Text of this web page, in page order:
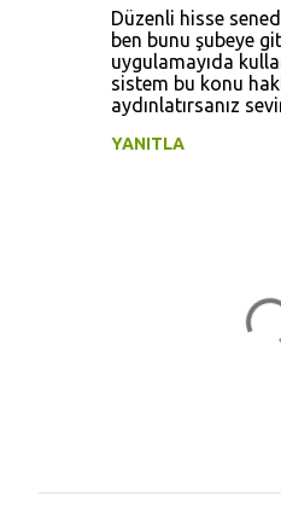
Düzenli hisse
ben bunu şubeye
uygulamayıda
sistem bu konu
aydınlatırsanız
YANITLA